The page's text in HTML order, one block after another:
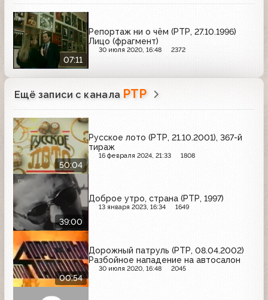
07:11
Репортаж ни о чём (РТР, 27.10.1996)
Лицо (фрагмент)
30 июля 2020, 16:48 2372
Ещё записи с канала РТР
50:04
Русское лото (РТР, 21.10.2001), 367-й
тираж
16 февраля 2024, 21:33 1808
39:00
Доброе утро, страна (РТР, 1997)
13 января 2023, 16:34 1649
00:54
Дорожный патруль (РТР, 08.04.2002)
Разбойное нападение на автосалон
30 июля 2020, 16:48 2045